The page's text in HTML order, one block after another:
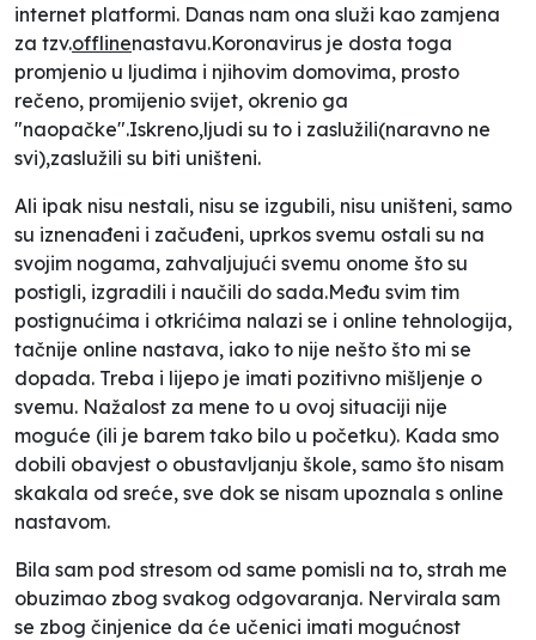
internet platformi. Danas nam ona služi kao zamjena
za tzv.offlinenastavu.Koronavirus je dosta toga
promjenio u ljudima i njihovim domovima, prosto
rečeno, promijenio svijet, okrenio ga
"naopačke".Iskreno,ljudi su to i zaslužili(naravno ne
svi),zaslužili su biti uništeni.
Ali ipak nisu nestali, nisu se izgubili, nisu uništeni, samo
su iznenađeni i začuđeni, uprkos svemu ostali su na
svojim nogama, zahvaljujući svemu onome što su
postigli, izgradili i naučili do sada.Među svim tim
postignućima i otkrićima nalazi se i online tehnologija,
tačnije online nastava, iako to nije nešto što mi se
dopada. Treba i lijepo je imati pozitivno mišljenje o
svemu. Nažalost za mene to u ovoj situaciji nije
moguće (ili je barem tako bilo u početku). Kada smo
dobili obavjest o obustavljanju škole, samo što nisam
skakala od sreće, sve dok se nisam upoznala s online
nastavom.
Bila sam pod stresom od same pomisli na to, strah me
obuzimao zbog svakog odgovaranja. Nervirala sam
se zbog činjenice da će učenici imati mogućnost